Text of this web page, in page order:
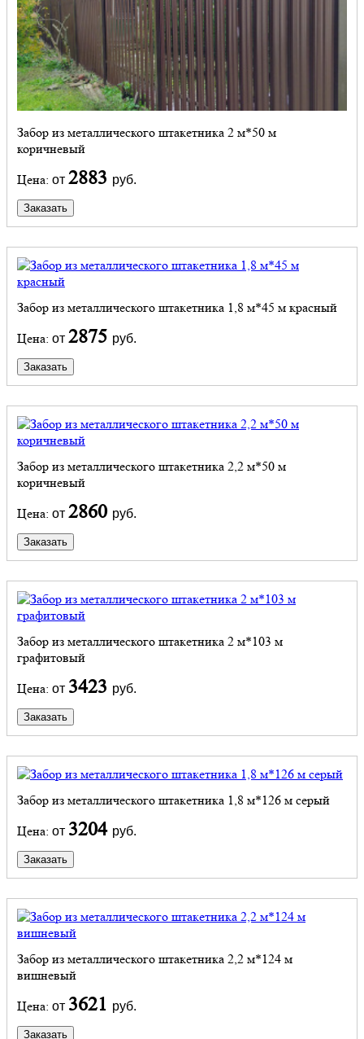
Забор из металлического штакетника 2 м*50 м
коричневый
Цена: от 2883 руб.
Заказать
Забор из металлического штакетника 1,8 м*45 м красный
Цена: от 2875 руб.
Заказать
Забор из металлического штакетника 2,2 м*50 м
коричневый
Цена: от 2860 руб.
Заказать
Забор из металлического штакетника 2 м*103 м
графитовый
Цена: от 3423 руб.
Заказать
Забор из металлического штакетника 1,8 м*126 м серый
Цена: от 3204 руб.
Заказать
Забор из металлического штакетника 2,2 м*124 м
вишневый
Цена: от 3621 руб.
Заказать